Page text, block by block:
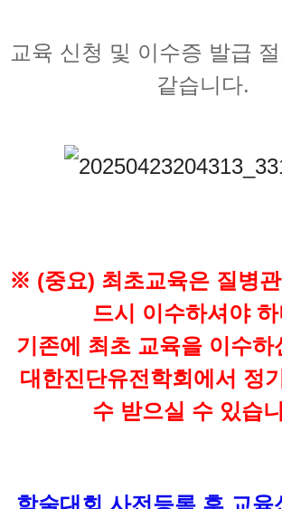
교육 신청 및 이수증 발급
같습니다.
※ (중요) 최초교육은 질병
드시 이수하셔야 하
기존에 최초 교육을 이수하
대한진단유전학회에서 정
수 받으실 수 있습
학술대회 사전등록 후 교육